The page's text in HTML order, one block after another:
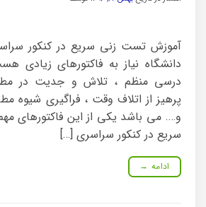
آموزش تست زنی سریع در کنکور
دانشگاه نیاز به فاکتورهای زیادی
درسی منظم ، تلاش و جدیت در
پرهیز از اتلاف وقت ، فراگیری شیوه
و…. می باشد یکی از این فاکتورهای
سریع در کنکور سراسری […]
ادامه →